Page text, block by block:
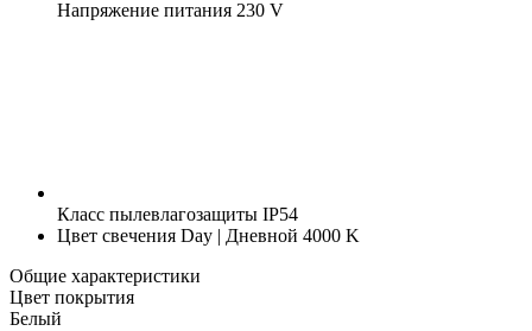
Напряжение питания 230 V
Класс пылевлагозащиты IP54
Цвет свечения Day | Дневной 4000 K
Общие характеристики
Цвет покрытия
Белый